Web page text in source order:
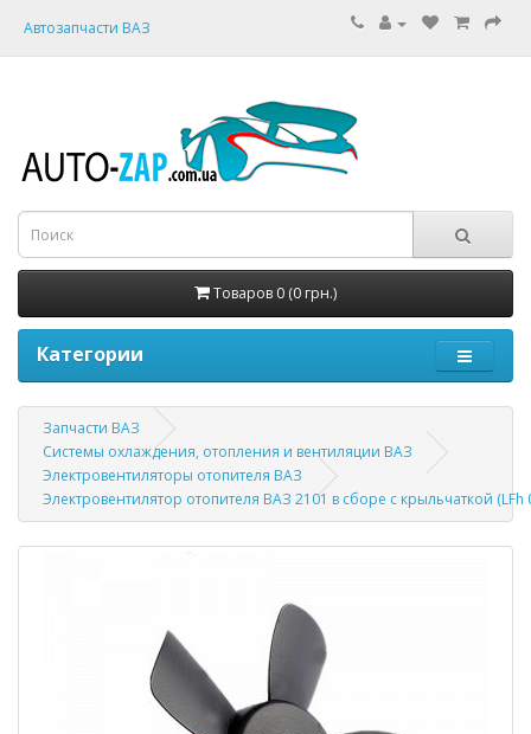
Автозапчасти ВАЗ
Товаров 0 (0 грн.)
Категории
Запчасти ВАЗ
Системы охлаждения, отопления и вентиляции ВАЗ
Электровентиляторы отопителя ВАЗ
Электровентилятор отопителя ВАЗ 2101 в сборе с крыльчаткой (LFh